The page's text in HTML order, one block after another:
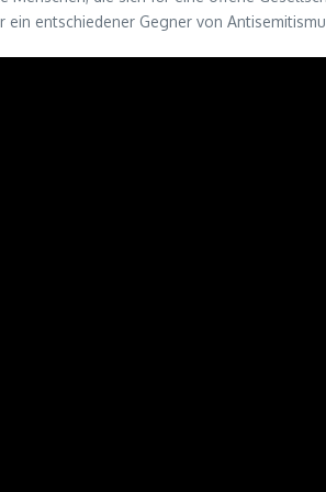
ein entschiedener Gegner von